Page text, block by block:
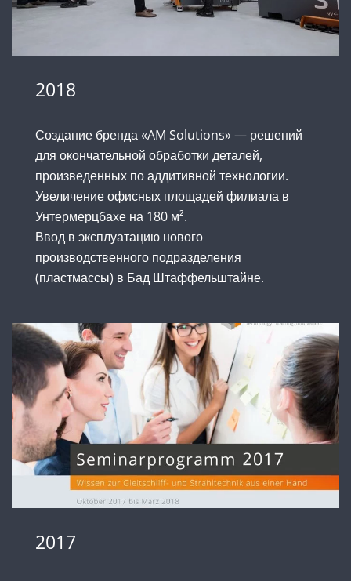
2018
Создание бренда «AM Solutions» — решений
для окончательной обработки деталей,
произведенных по аддитивной технологии.
Увеличение офисных площадей филиала в
Унтермерцбахе на 180 м².
Ввод в эксплуатацию нового
производственного подразделения
(пластмассы) в Бад Штаффельштайне.
2017